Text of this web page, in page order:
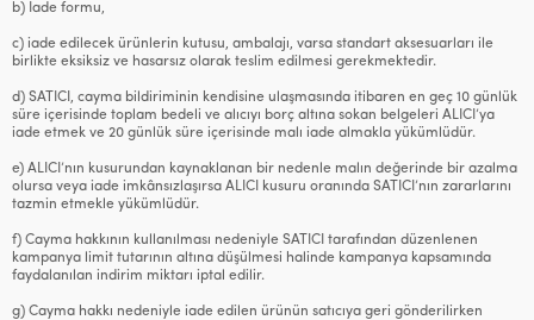
b) İade formu,
c) iade edilecek ürünlerin kutusu, ambalajı, varsa standart aksesuarları ile
birlikte eksiksiz ve hasarsız olarak teslim edilmesi gerekmektedir.
d) SATICI, cayma bildiriminin kendisine ulaşmasında itibaren en geç 10 günlük
süre içerisinde toplam bedeli ve alıcıyı borç altına sokan belgeleri ALICI’ya
iade etmek ve 20 günlük süre içerisinde malı iade almakla yükümlüdür.
e) ALICI’nın kusurundan kaynaklanan bir nedenle malın değerinde bir azalma
olursa veya iade imkânsızlaşırsa ALICI kusuru oranında SATICI’nın zararlarını
tazmin etmekle yükümlüdür.
f) Cayma hakkının kullanılması nedeniyle SATICI tarafından düzenlenen
kampanya limit tutarının altına düşülmesi halinde kampanya kapsamında
faydalanılan indirim miktarı iptal edilir.
g) Cayma hakkı nedeniyle iade edilen ürünün satıcıya geri gönderilirken